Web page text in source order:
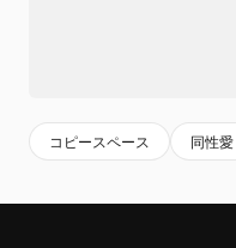
コピースペース 同性愛